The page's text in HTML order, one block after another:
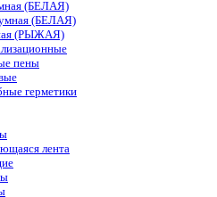
(БЕЛАЯ)
(БЕЛАЯ)
(РЫЖАЯ)
пены
герметики
лента